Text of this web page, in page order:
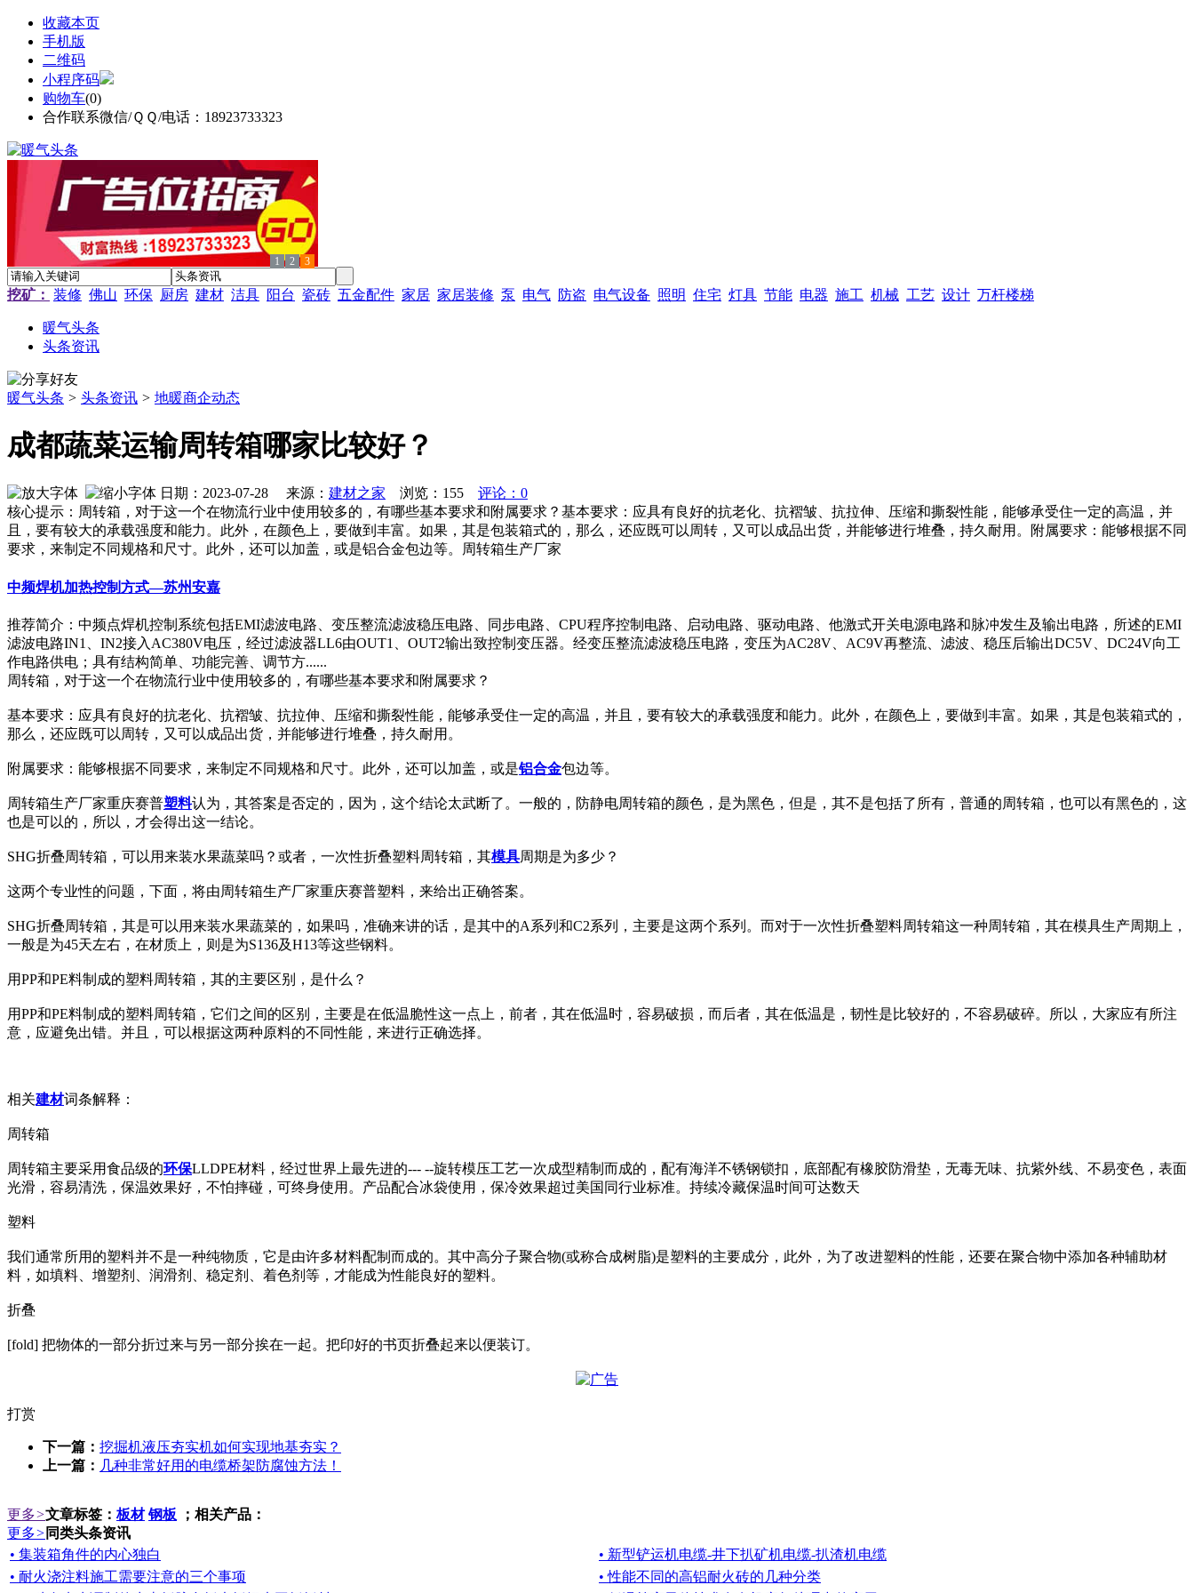
收藏本页
手机版
二维码
小程序码
购物车(0)
合作联系微信/ＱＱ/电话：18923733323
1 2 3
挖矿： 装修 佛山 环保 厨房 建材 洁具 阳台 瓷砖 五金配件 家居 家居装修 泵 电气 防盗 电气设备 照明 住宅 灯具 节能 电器 施工 机械 工艺 设计 万杆楼梯
暖气头条
头条资讯
暖气头条 > 头条资讯 > 地暖商企动态
成都蔬菜运输周转箱哪家比较好？
日期：2023-07-28 来源： 建材之家 浏览： 155
评论：0
核心提示：周转箱，对于这一个在物流行业中使用较多的，有哪些基本要求和附属要求？基本要求：应具有良好的抗老化、抗褶皱、抗拉伸、压缩和撕裂性能，能够承受住一定的高温，并
且，要有较大的承载强度和能力。此外，在颜色上，要做到丰富。如果，其是包装箱式的，那么，还应既可以周转，又可以成品出货，并能够进行堆叠，持久耐用。附属要求：能够根据不同
要求，来制定不同规格和尺寸。此外，还可以加盖，或是铝合金包边等。周转箱生产厂家
中频焊机加热控制方式—苏州安嘉
推荐简介：中频点焊机控制系统包括EMI滤波电路、变压整流滤波稳压电路、同步电路、CPU程序控制电路、启动电路、驱动电路、他激式开关电源电路和脉冲发生及输出电路，所述的EMI
滤波电路IN1、IN2接入AC380V电压，经过滤波器LL6由OUT1、OUT2输出致控制变压器。经变压整流滤波稳压电路，变压为AC28V、AC9V再整流、滤波、稳压后输出DC5V、DC24V向工
作电路供电；具有结构简单、功能完善、调节方......
周转箱，对于这一个在物流行业中使用较多的，有哪些基本要求和附属要求？
基本要求：应具有良好的抗老化、抗褶皱、抗拉伸、压缩和撕裂性能，能够承受住一定的高温，并且，要有较大的承载强度和能力。此外，在颜色上，要做到丰富。如果，其是包装箱式的，
那么，还应既可以周转，又可以成品出货，并能够进行堆叠，持久耐用。
附属要求：能够根据不同要求，来制定不同规格和尺寸。此外，还可以加盖，或是铝合金包边等。
周转箱生产厂家重庆赛普塑料认为，其答案是否定的，因为，这个结论太武断了。一般的，防静电周转箱的颜色，是为黑色，但是，其不是包括了所有，普通的周转箱，也可以有黑色的，这
也是可以的，所以，才会得出这一结论。
SHG折叠周转箱，可以用来装水果蔬菜吗？或者，一次性折叠塑料周转箱，其模具周期是为多少？
这两个专业性的问题，下面，将由周转箱生产厂家重庆赛普塑料，来给出正确答案。
SHG折叠周转箱，其是可以用来装水果蔬菜的，如果吗，准确来讲的话，是其中的A系列和C2系列，主要是这两个系列。而对于一次性折叠塑料周转箱这一种周转箱，其在模具生产周期上，
一般是为45天左右，在材质上，则是为S136及H13等这些钢料。
用PP和PE料制成的塑料周转箱，其的主要区别，是什么？
用PP和PE料制成的塑料周转箱，它们之间的区别，主要是在低温脆性这一点上，前者，其在低温时，容易破损，而后者，其在低温是，韧性是比较好的，不容易破碎。所以，大家应有所注
意，应避免出错。并且，可以根据这两种原料的不同性能，来进行正确选择。
相关建材词条解释：
周转箱
周转箱主要采用食品级的环保LLDPE材料，经过世界上最先进的--- --旋转模压工艺一次成型精制而成的，配有海洋不锈钢锁扣，底部配有橡胶防滑垫，无毒无味、抗紫外线、不易变色，表面
光滑，容易清洗，保温效果好，不怕摔碰，可终身使用。产品配合冰袋使用，保冷效果超过美国同行业标准。持续冷藏保温时间可达数天
塑料
我们通常所用的塑料并不是一种纯物质，它是由许多材料配制而成的。其中高分子聚合物(或称合成树脂)是塑料的主要成分，此外，为了改进塑料的性能，还要在聚合物中添加各种辅助材
料，如填料、增塑剂、润滑剂、稳定剂、着色剂等，才能成为性能良好的塑料。
折叠
[fold] 把物体的一部分折过来与另一部分挨在一起。把印好的书页折叠起来以便装订。
打赏
下一篇： 挖掘机液压夯实机如何实现地基夯实？
上一篇： 几种非常好用的电缆桥架防腐蚀方法！
更多>文章标签： 板材 钢板 ；相关产品：
更多> 同类头条资讯
• 集装箱角件的内心独白
• 新型铲运机电缆-井下扒矿机电缆-扒渣机电缆
• 耐火浇注料施工需要注意的三个事项
• 性能不同的高铝耐火砖的几种分类